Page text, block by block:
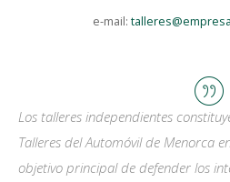
e-mail:
Los talleres independientes
Talleres del Automóvil de Menorca
objetivo principal de defender los